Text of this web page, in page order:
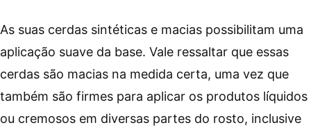
As suas cerdas sintéticas e macias possibilitam uma
aplicação suave da base. Vale ressaltar que essas
cerdas são macias na medida certa, uma vez que
também são firmes para aplicar os produtos líquidos
ou cremosos em diversas partes do rosto, inclusive